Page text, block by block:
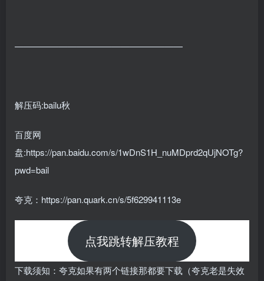
———————————————————
解压码:bailu秋
百度网
盘:https://pan.baidu.com/s/1wDnS1H_nuMDprd2qUjNOTg?
pwd=bail
夸克：https://pan.quark.cn/s/5f629941113e
点我跳转解压教程
下载须知：夸克如果有两个链接那都要下载（夸克老是失效